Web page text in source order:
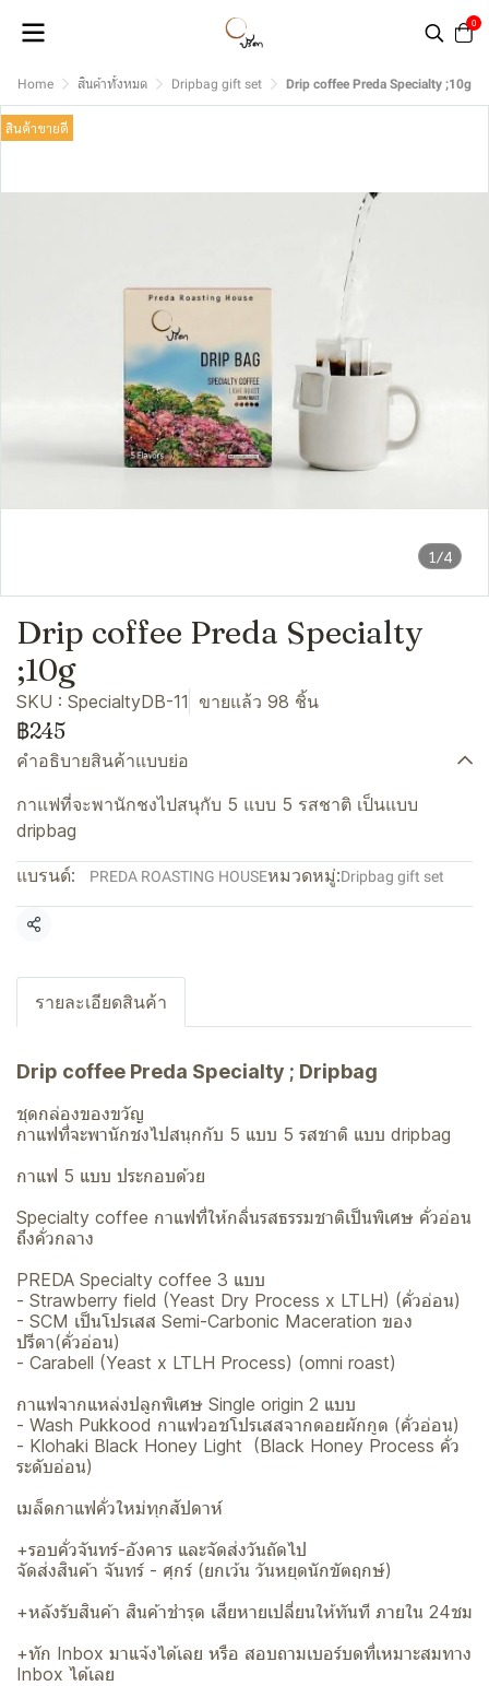
0
Home สินค้าทั้งหมด Dripbag gift set Drip coffee Preda Specialty ;10g
1/4
สินค้าขายดี
Drip coffee Preda Specialty
;10g
SKU : SpecialtyDB-11 ขายแล้ว 98 ชิ้น
฿245
คำอธิบายสินค้าแบบย่อ
กาแฟที่จะพานักชงไปสนุกับ 5 แบบ 5 รสชาติ เป็นแบบ
dripbag
แบรนด์: PREDA ROASTING HOUSEหมวดหมู่:Dripbag gift set
แชร์
รายละเอียดสินค้า
Drip coffee Preda Specialty ; Dripbag
ชุดกล่องของขวัญ
กาแฟที่จะพานักชงไปสนุกกับ 5 แบบ 5 รสชาติ แบบ dripbag
กาแฟ 5 แบบ ประกอบด้วย
Specialty coffee กาแฟที่ให้กลิ่นรสธรรมชาติเป็นพิเศษ คั่วอ่อน
ถึงคั่วกลาง
PREDA Specialty coffee 3 แบบ
- Strawberry field (Yeast Dry Process x LTLH) (คั่วอ่อน)
- SCM เป็นโปรเสส Semi-Carbonic Maceration ของ
ปรีดา(คั่วอ่อน)
- Carabell (Yeast x LTLH Process) (omni roast)
กาแฟจากแหล่งปลูกพิเศษ Single origin 2 แบบ
- Wash Pukkood กาแฟวอชโปรเสสจากดอยผักกูด (คั่วอ่อน)
- Klohaki Black Honey Light (Black Honey Process คั่ว
ระดับอ่อน)
เมล็ดกาแฟคั่วใหม่ทุกสัปดาห์
+รอบคั่วจันทร์-อังคาร และจัดส่งวันถัดไป
จัดส่งสินค้า จันทร์ - ศุกร์ (ยกเว้น วันหยุดนักขัตฤกษ์)
+หลังรับสินค้า สินค้าชำรุด เสียหายเปลี่ยนให้ทันที ภายใน 24ชม
+ทัก Inbox มาแจ้งได้เลย หรือ สอบถามเบอร์บดที่เหมาะสมทาง
Inbox ได้เลย